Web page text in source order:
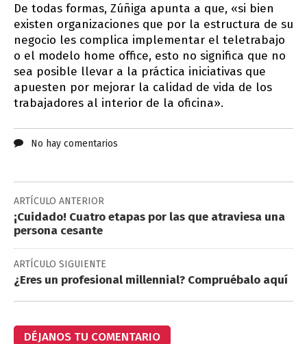
De todas formas, Zúñiga apunta a que, «si bien
existen organizaciones que por la estructura de su
negocio les complica implementar el teletrabajo
o el modelo home office, esto no significa que no
sea posible llevar a la práctica iniciativas que
apuesten por mejorar la calidad de vida de los
trabajadores al interior de la oficina».
No hay comentarios
ARTÍCULO ANTERIOR
¡Cuidado! Cuatro etapas por las que atraviesa una
persona cesante
ARTÍCULO SIGUIENTE
¿Eres un profesional millennial? Compruébalo aquí
DÉJANOS TU COMENTARIO